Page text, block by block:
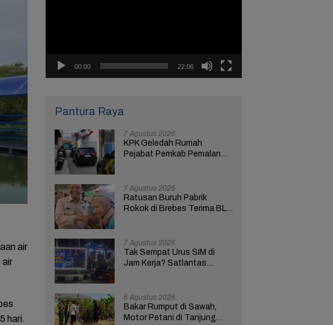
air
air
hari.
00:00 22:06
Pantura Raya
7 Agustus 2026
KPK Geledah Rumah
Pejabat Pemkab Pemalang
Bupati Anom
7 Agustus 2026
Ratusan Buruh Pabrik
Rokok di Brebes Terima BLT
7 Agustus 2026
Tak Sempat Urus SIM di
Jam Kerja? Satlantas
Hari
6 Agustus 2026
Bakar Rumput di Sawah,
Motor Petani di Tanjung